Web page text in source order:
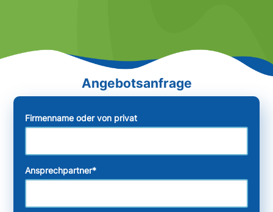
Firmenname oder von privat
Ansprechpartner*